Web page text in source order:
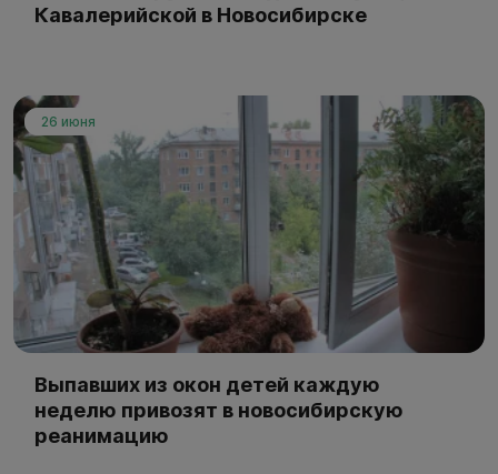
Кавалерийской в Новосибирске
26 июня
Выпавших из окон детей каждую
неделю привозят в новосибирскую
реанимацию